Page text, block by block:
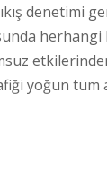
denetimi
herhangi
yoğun tüm